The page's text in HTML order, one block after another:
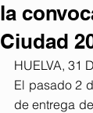
la
Ciudad
HUELVA, 31
El pasado 2
de entrega